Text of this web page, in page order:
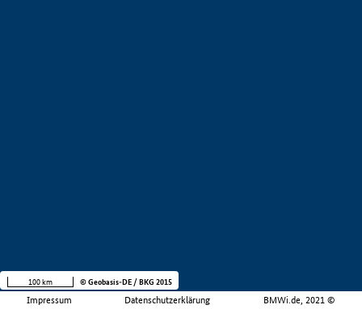
Impressum Datenschutzerklärung BMWi.de, 2021 ©
100 km © Geobasis-DE / BKG 2015